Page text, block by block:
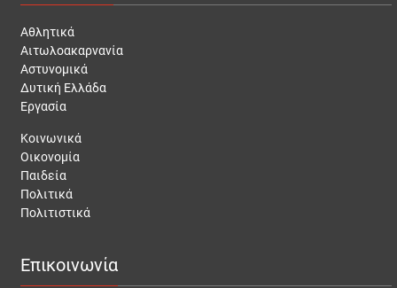
Αθλητικά
Αιτωλοακαρνανία
Αστυνομικά
Δυτική Ελλάδα
Εργασία
Κοινωνικά
Οικονομία
Παιδεία
Πολιτικά
Πολιτιστικά
Επικοινωνία